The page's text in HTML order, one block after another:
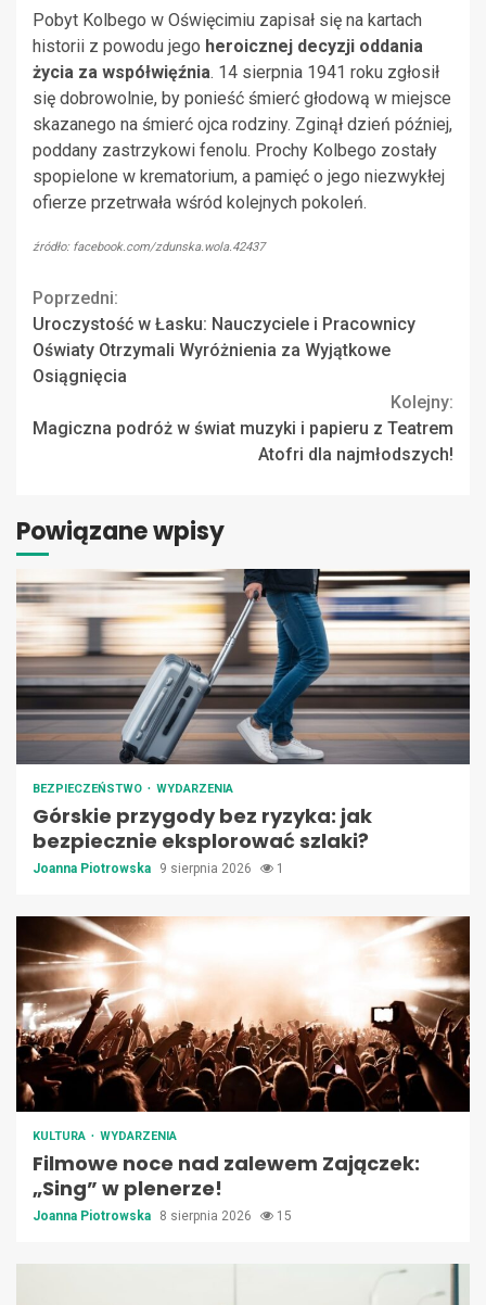
Pobyt Kolbego w Oświęcimiu zapisał się na kartach
historii z powodu jego heroicznej decyzji oddania
życia za współwięźnia. 14 sierpnia 1941 roku zgłosił
się dobrowolnie, by ponieść śmierć głodową w miejsce
skazanego na śmierć ojca rodziny. Zginął dzień później,
poddany zastrzykowi fenolu. Prochy Kolbego zostały
spopielone w krematorium, a pamięć o jego niezwykłej
ofierze przetrwała wśród kolejnych pokoleń.
źródło: facebook.com/zdunska.wola.42437
Continue
Reading
Poprzedni:
Uroczystość w Łasku: Nauczyciele i Pracownicy
Oświaty Otrzymali Wyróżnienia za Wyjątkowe
Osiągnięcia
Kolejny:
Magiczna podróż w świat muzyki i papieru z Teatrem
Atofri dla najmłodszych!
Powiązane wpisy
BEZPIECZEŃSTWO WYDARZENIA
Górskie przygody bez ryzyka: jak
bezpiecznie eksplorować szlaki?
Joanna Piotrowska 9 sierpnia 2026 1
KULTURA WYDARZENIA
Filmowe noce nad zalewem Zajączek:
„Sing” w plenerze!
Joanna Piotrowska 8 sierpnia 2026 15